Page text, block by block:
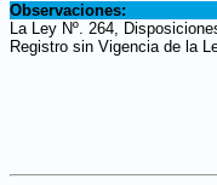
Observaciones:
La Ley Nº. 264,
Registro sin Vigencia de la